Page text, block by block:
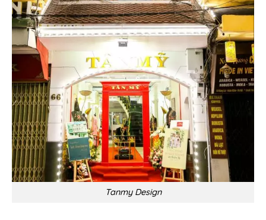
Tanmy Design